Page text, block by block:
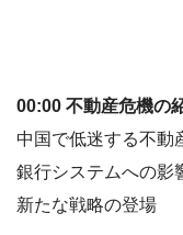
00:00 不動産危機の
中国で低迷する不動
銀行システムへの影
新たな戦略の登場